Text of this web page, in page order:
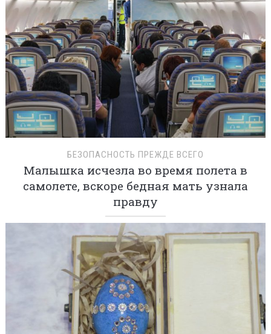
БЕЗОПАСНОСТЬ ПРЕЖДЕ ВСЕГО
Малышка исчезла во время полета в
самолете, вскоре бедная мать узнала
правду